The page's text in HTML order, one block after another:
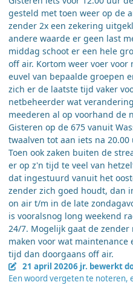
gesteld met toen weer op de
zender 2x een zekering
andere waarde er geen last
middag schoot er een hele
off air. Kortom weer voer voor
euvel van bepaalde groepen
zich er de laatste tijd vaker
netbeheerder wat
meederen al op voorhand de
Gisteren op de 675 vanuit
twaalven tot aan iets na
Toen ook zaken buiten de
er op z'n tijd te veel van
dat ingestuurd vanuit het
zender zich goed houdt, dan
on air t/m in de late
is vooralsnog long weekend
24/7. Mogelijk gaat de
maken voor wat
tijd dan doorgaans off air.
21 april 20206 jr. bewerkt
Een woord vergeten te noteren,